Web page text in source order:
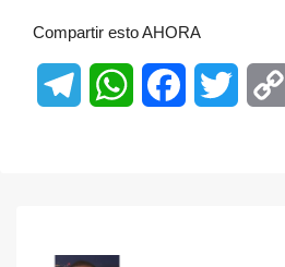
Compartir esto AHORA
TelegramWhatsAppFacebookTwitter